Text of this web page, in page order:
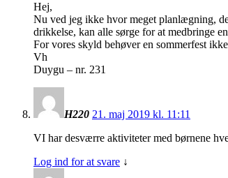
Hej,
Nu ved jeg ikke hvor meget planlægning,
drikkelse, kan alle sørge for at medbringe
For vores skyld behøver en sommerfest
Vh
Duygu – nr. 231
H220 21. maj 2019 kl. 11:11
VI har desværre aktiviteter med børnene
Log ind for at svare ↓